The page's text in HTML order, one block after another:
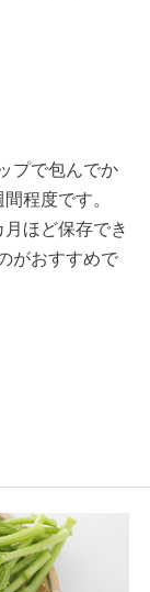
プで包んでか
程度です。
ほど保存でき
がおすすめで